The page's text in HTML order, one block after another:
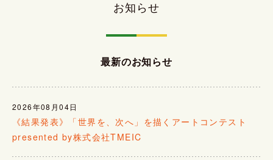
お知らせ
最新のお知らせ
2026年08月04日
《結果発表》「世界を、次へ」を描くアートコンテスト
presented by株式会社TMEIC